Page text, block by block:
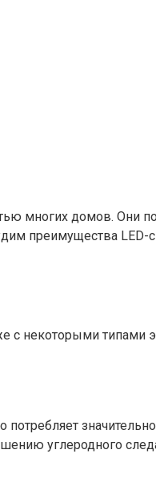
многих домов. Они
преимущества LED-
с некоторыми типами
углеродного